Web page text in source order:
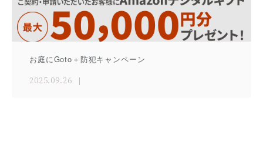
お庭にGoto＋防犯キャンペーン
2025.09.26